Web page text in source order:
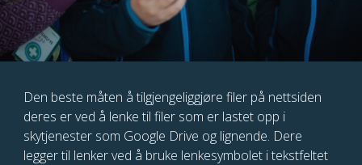
Den beste måten å tilgjengeliggjøre filer på nettsiden
deres er ved å lenke til filer som er lastet opp i
skytjenester som Google Drive og lignende. Dere
legger til lenker ved å bruke lenkesymbolet i tekstfeltet